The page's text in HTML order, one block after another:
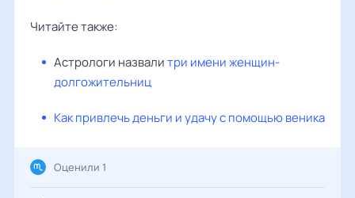
Читайте также:
Астрологи назвалитри имени женщин-
долгожительниц
Как привлечь деньги и удачу с помощью веника
Оценили 1